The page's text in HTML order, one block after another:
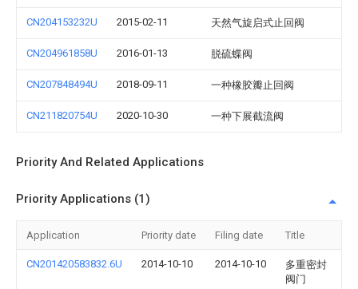
CN204153232U 2015-02-11 天然气旋启式止回阀
CN204961858U 2016-01-13 脱硫蝶阀
CN207848494U 2018-09-11 一种橡胶瓣止回阀
CN211820754U 2020-10-30 一种下展截流阀
Priority And Related Applications
Priority Applications (1)
Application Priority date Filing date Title
CN201420583832.6U 2014-10-10 2014-10-10
多重密封
阀门